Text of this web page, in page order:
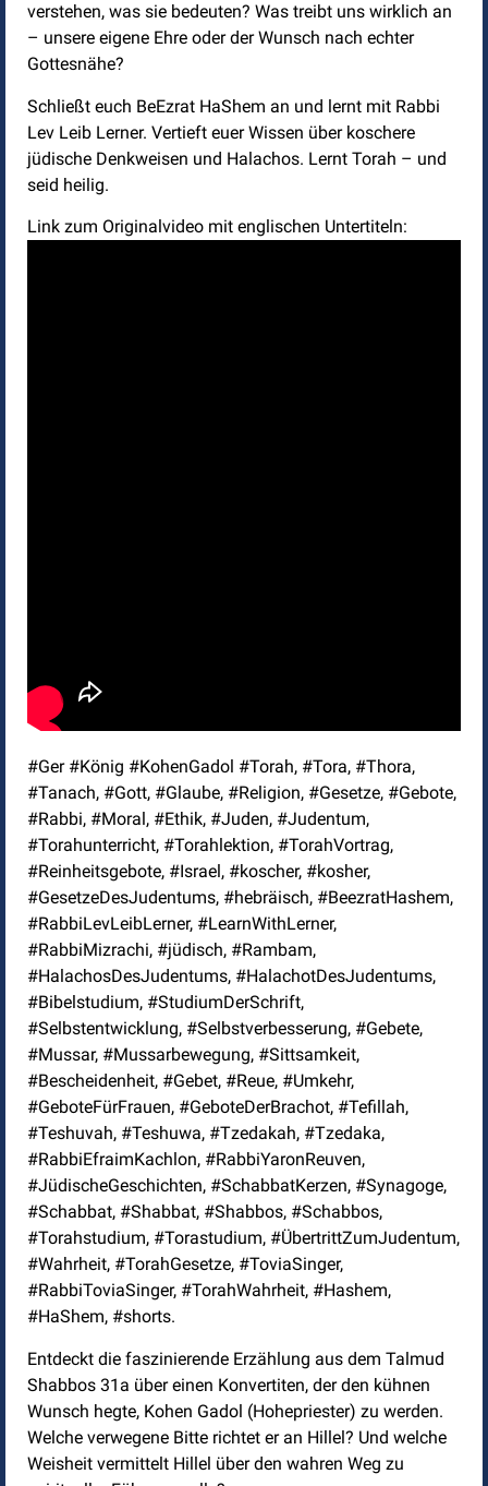
verstehen, was sie bedeuten? Was treibt uns wirklich an
– unsere eigene Ehre oder der Wunsch nach echter
Gottesnähe?
Schließt euch BeEzrat HaShem an und lernt mit Rabbi
Lev Leib Lerner. Vertieft euer Wissen über koschere
jüdische Denkweisen und Halachos. Lernt Torah – und
seid heilig.
Link zum Originalvideo mit englischen Untertiteln:
#Ger #König #KohenGadol #Torah, #Tora, #Thora,
#Tanach, #Gott, #Glaube, #Religion, #Gesetze, #Gebote,
#Rabbi, #Moral, #Ethik, #Juden, #Judentum,
#Torahunterricht, #Torahlektion, #TorahVortrag,
#Reinheitsgebote, #Israel, #koscher, #kosher,
#GesetzeDesJudentums, #hebräisch, #BeezratHashem,
#RabbiLevLeibLerner, #LearnWithLerner,
#RabbiMizrachi, #jüdisch, #Rambam,
#HalachosDesJudentums, #HalachotDesJudentums,
#Bibelstudium, #StudiumDerSchrift,
#Selbstentwicklung, #Selbstverbesserung, #Gebete,
#Mussar, #Mussarbewegung, #Sittsamkeit,
#Bescheidenheit, #Gebet, #Reue, #Umkehr,
#GeboteFürFrauen, #GeboteDerBrachot, #Tefillah,
#Teshuvah, #Teshuwa, #Tzedakah, #Tzedaka,
#RabbiEfraimKachlon, #RabbiYaronReuven,
#JüdischeGeschichten, #SchabbatKerzen, #Synagoge,
#Schabbat, #Shabbat, #Shabbos, #Schabbos,
#Torahstudium, #Torastudium, #ÜbertrittZumJudentum,
#Wahrheit, #TorahGesetze, #ToviaSinger,
#RabbiToviaSinger, #TorahWahrheit, #Hashem,
#HaShem, #shorts.
Entdeckt die faszinierende Erzählung aus dem Talmud
Shabbos 31a über einen Konvertiten, der den kühnen
Wunsch hegte, Kohen Gadol (Hohepriester) zu werden.
Welche verwegene Bitte richtet er an Hillel? Und welche
Weisheit vermittelt Hillel über den wahren Weg zu